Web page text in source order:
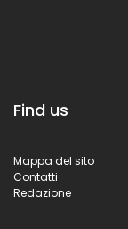
Find us
Mappa del sito
Contatti
Redazione